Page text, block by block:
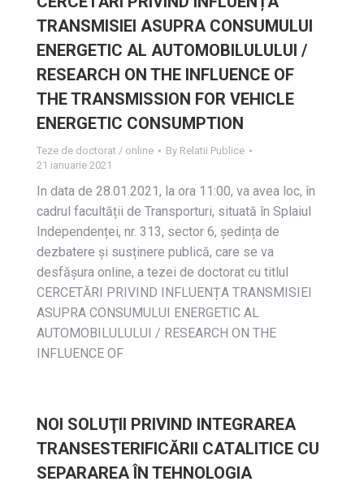
TRANSMISIEI ASUPRA CONSUMULUI
ENERGETIC AL AUTOMOBILULULUI /
RESEARCH ON THE INFLUENCE OF
THE TRANSMISSION FOR VEHICLE
ENERGETIC CONSUMPTION
Teze de doctorat / online By Relatii Publice
21 ianuarie 2021
In data de 28.01.2021, la ora 11:00, va avea loc, în
cadrul facultății de Transporturi, situată în Splaiul
Independenței, nr. 313, sector 6, ședința de
dezbatere și susținere publică, care se va
desfășura online, a tezei de doctorat cu titlul
CERCETĂRI PRIVIND INFLUENȚA TRANSMISIEI
ASUPRA CONSUMULUI ENERGETIC AL
AUTOMOBILULULUI / RESEARCH ON THE
INFLUENCE OF
NOI SOLUŢII PRIVIND INTEGRAREA
TRANSESTERIFICĂRII CATALITICE CU
SEPARAREA ÎN TEHNOLOGIA